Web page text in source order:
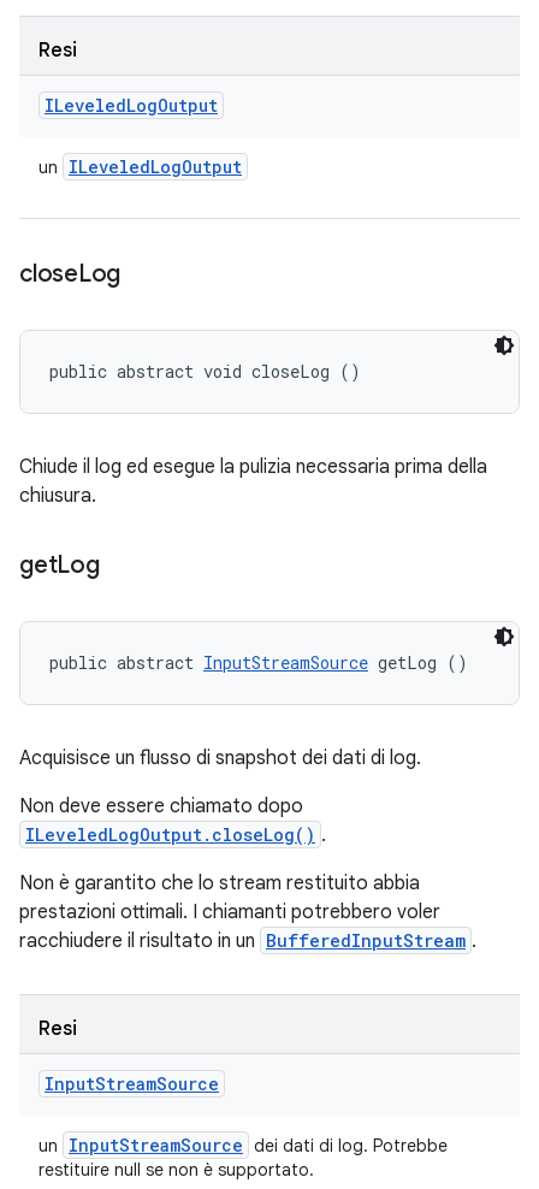
Resi
ILeveledLogOutput
un ILeveledLogOutput
closeLog
public abstract void closeLog ()
Chiude il log ed esegue la pulizia necessaria prima della
chiusura.
getLog
public abstract InputStreamSource getLog ()
Acquisisce un flusso di snapshot dei dati di log.
Non deve essere chiamato dopo
ILeveledLogOutput.closeLog() .
Non è garantito che lo stream restituito abbia
prestazioni ottimali. I chiamanti potrebbero voler
racchiudere il risultato in un BufferedInputStream .
Resi
InputStreamSource
un InputStreamSource dei dati di log. Potrebbe
restituire null se non è supportato.